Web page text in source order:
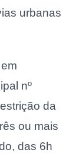
urbanas
nº
da
ou mais
das 6h